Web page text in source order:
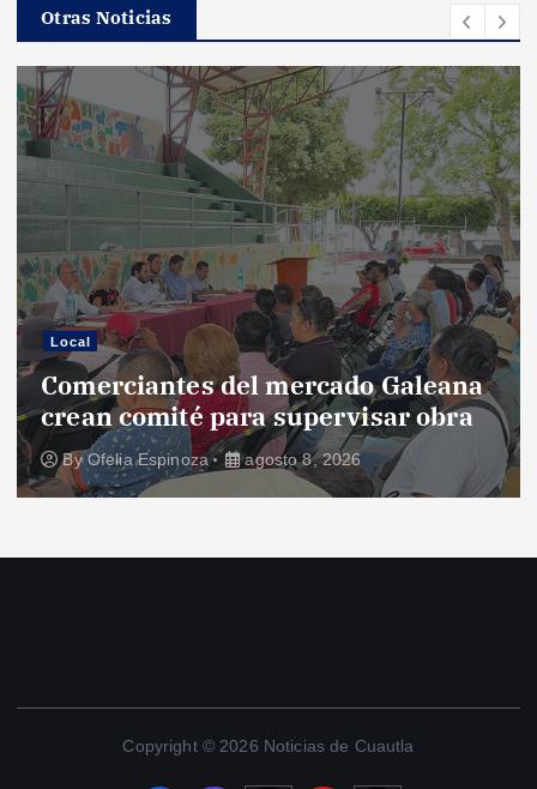
Otras Noticias
Local
Comerciantes del mercado Galeana
crean comité para supervisar obra
ByOfelia Espinoza agosto 8, 2026
Copyright © 2026 Noticias de Cuautla